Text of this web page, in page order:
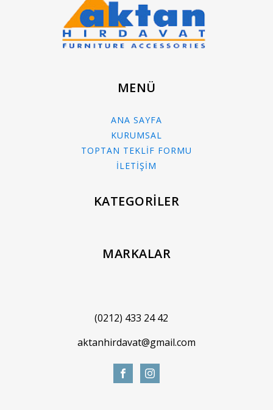
MENÜ
ANA SAYFA
KURUMSAL
TOPTAN TEKLİF FORMU
İLETİŞİM
KATEGORİLER
MARKALAR
(0212) 433 24 42
aktanhirdavat@gmail.com